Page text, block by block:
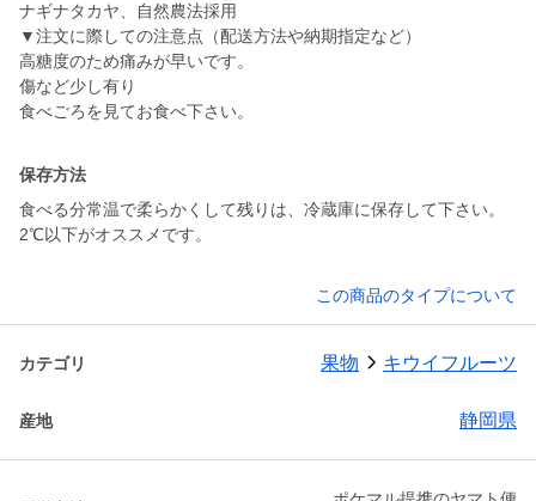
ナギナタカヤ、自然農法採用
▼注文に際しての注意点（配送方法や納期指定など）
高糖度のため痛みが早いです。
傷など少し有り
保存方法
食べる分常温で柔らかくして残りは、冷蔵庫に保存して下さい。
2℃以下がオススメです。
この商品のタイプについて
カテゴリ 果物 キウイフルーツ
産地 静岡県